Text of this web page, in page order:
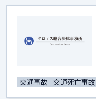
交通事故 交通死亡事故